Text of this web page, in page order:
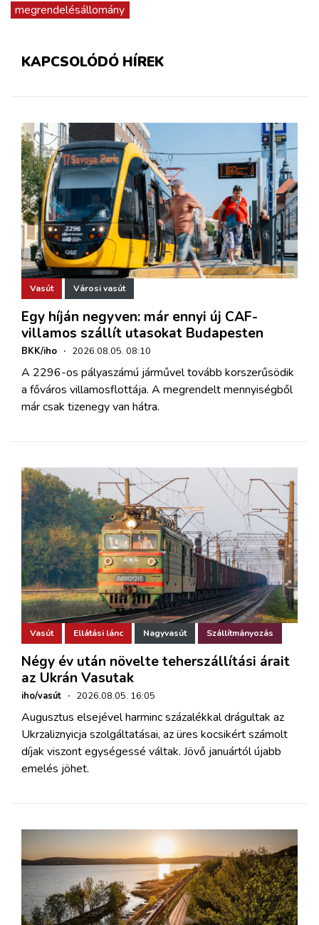
megrendelésállomány
KAPCSOLÓDÓ HÍREK
Vasút Városi vasút
Egy híján negyven: már ennyi új CAF-
villamos szállít utasokat Budapesten
BKK/iho · 2026.08.05. 08:10
A 2296-os pályaszámú járművel tovább korszerűsödik
a főváros villamosflottája. A megrendelt mennyiségből
már csak tizenegy van hátra.
Vasút Ellátási lánc Nagyvasút Szállítmányozás
Négy év után növelte teherszállítási árait
az Ukrán Vasutak
iho/vasút · 2026.08.05. 16:05
Augusztus elsejével harminc százalékkal drágultak az
Ukrzaliznyicja szolgáltatásai, az üres kocsikért számolt
díjak viszont egységessé váltak. Jövő januártól újabb
emelés jöhet.